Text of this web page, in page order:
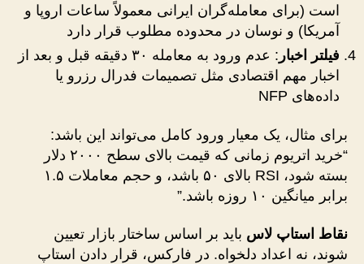
است (برای معامله‌گران ایرانی معمولاً ساعات اروپا و
آمریکا) و نوسان در محدوده مطلوب قرار دارد
فیلتر اخبار
: عدم ورود به معامله ۳۰ دقیقه قبل و بعد از
اخبار مهم اقتصادی مثل تصمیمات فدرال رزرو یا
داده‌های NFP
برای مثال، یک معیار ورود کامل می‌تواند این باشد:
“خرید اتریوم زمانی که قیمت بالای سطح ۲۰۰۰ دلار
بسته شود، RSI بالای ۵۰ باشد، و حجم معاملات ۱.۵
برابر میانگین ۱۰ روزه باشد.”
نقاط استاپ لاس باید بر اساس ساختار بازار تعیین
شوند، نه اعداد دلخواه. در فارکس، قرار دادن استاپ